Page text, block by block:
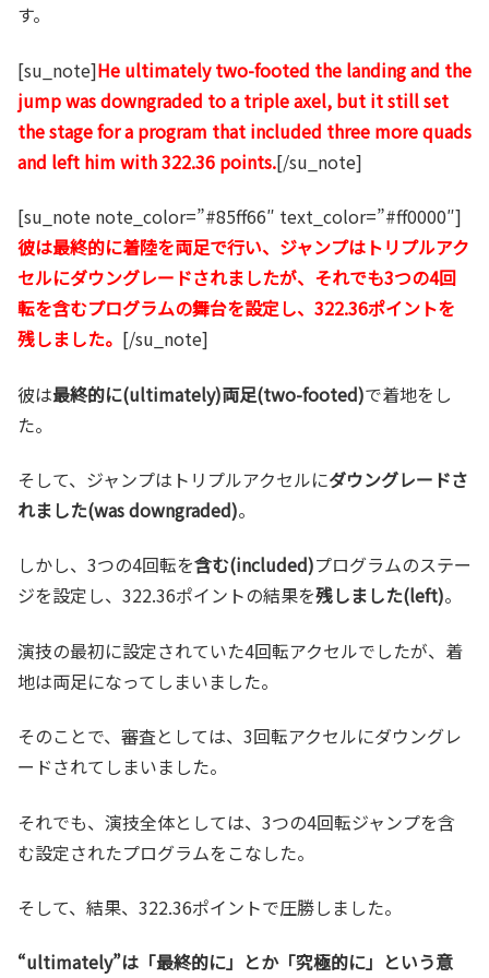
す。
[su_note]He ultimately two-footed the landing and the
jump was downgraded to a triple axel, but it still set
the stage for a program that included three more quads
and left him with 322.36 points.[/su_note]
[su_note note_color=”#85ff66″ text_color=”#ff0000″]
彼は最終的に着陸を両足で行い、ジャンプはトリプルアク
セルにダウングレードされましたが、それでも3つの4回
転を含むプログラムの舞台を設定し、322.36ポイントを
残しました。 [/su_note]
彼は最終的に(ultimately)両足(two-footed)で着地をし
た。
そして、ジャンプはトリプルアクセルにダウングレードさ
れました(was downgraded)。
しかし、3つの4回転を含む(included)プログラムのステー
ジを設定し、322.36ポイントの結果を残しました(left)。
演技の最初に設定されていた4回転アクセルでしたが、着
地は両足になってしまいました。
そのことで、審査としては、3回転アクセルにダウングレ
ードされてしまいました。
それでも、演技全体としては、3つの4回転ジャンプを含
む設定されたプログラムをこなした。
そして、結果、322.36ポイントで圧勝しました。
“ultimately”は「最終的に」とか「究極的に」という意